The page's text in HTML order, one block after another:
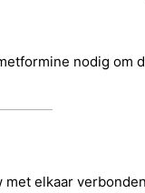
nodig om
elkaar